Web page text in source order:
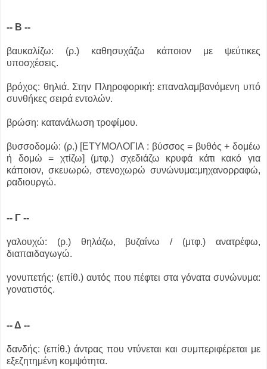
-- Β --
βαυκαλίζω: (ρ.) καθησυχάζω κάποιον με ψεύτικες
υποσχέσεις.
βρόχος: θηλιά. Στην Πληροφορική: επαναλαμβανόμενη υπό
συνθήκες σειρά εντολών.
βρώση: κατανάλωση τροφίμου.
βυσσοδομώ: (ρ.) [ΕΤΥΜΟΛΟΓΙΑ : βύσσος = βυθός + δομέω
ή δομώ = χτίζω] (μτφ.) σχεδιάζω κρυφά κάτι κακό για
κάποιον, σκευωρώ, στενοχωρώ συνώνυμα:μηχανορραφώ,
ραδιουργώ.
-- Γ --
γαλουχώ: (ρ.) θηλάζω, βυζαίνω / (μτφ.) ανατρέφω,
διαπαιδαγωγώ.
γονυπετής: (επίθ.) αυτός που πέφτει στα γόνατα συνώνυμα:
γονατιστός.
-- Δ --
δανδής: (επίθ.) άντρας που ντύνεται και συμπεριφέρεται με
εξεζητημένη κομψότητα.